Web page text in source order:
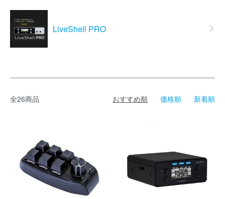
LiveShell PRO
全26商品 おすすめ順 価格順 新着順